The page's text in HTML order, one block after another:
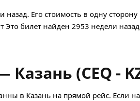
Его стоимость в одну сторону
билет найден 2953 недели
(CEQ -
в Казань на прямой рейс. Если